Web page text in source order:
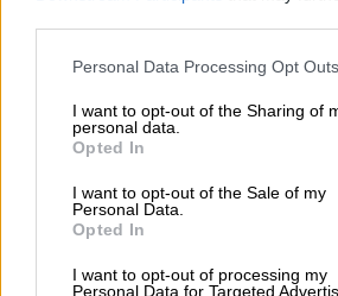
Please note that this website/app uses
not limited to your visit or usage
grant or deny consent to Google and its
use your data for below specified
consent section.
Personal Data Processing Opt Outs
I want to opt-out of the Sharing of
personal data.
Opted In
I want to opt-out of the Sale of my
Personal Data.
Opted In
I want to opt-out of processing my
Personal Data for Targeted
γάτα περπάτησε μπροστά
επίσημους
https://twitter.com/
Η εμφάνισή της προκάλεσε
ενώ ο στενός συνεργάτης
Ιμπραήμ Καλίν έπαιξε μαζί